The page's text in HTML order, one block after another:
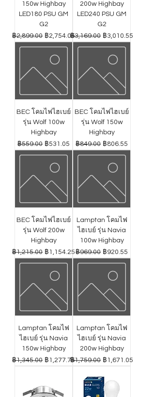
150w Highbay
LED180 PSU GM
G2
ราคาปกติ
฿2,899.00 ราคาขายลด
฿2,754.05
200w Highbay
LED240 PSU GM
G2
ราคาปกติ
฿3,169.00 ราคาขายลด
฿3,010.55
BEC โคมไฟไฮเบย์
รุ่น Wolf 100w
Highbay
ราคาปกติ
฿559.00 ราคาขายลด
฿531.05
BEC โคมไฟไฮเบย์
รุ่น Wolf 150w
Highbay
ราคาปกติ
฿849.00 ราคาขายลด
฿806.55
BEC โคมไฟไฮเบย์
รุ่น Wolf 200w
Highbay
ราคาปกติ
฿1,215.00 ราคาขายลด
฿1,154.25
Lamptan โคมไฟ
ไฮเบย์ รุ่น Navia
100w Highbay
ราคาปกติ
฿969.00 ราคาขายลด
฿920.55
Lamptan โคมไฟ
ไฮเบย์ รุ่น Navia
150w Highbay
ราคาปกติ
฿1,345.00 ราคาขายลด
฿1,277.75
Lamptan โคมไฟ
ไฮเบย์ รุ่น Navia
200w Highbay
ราคาปกติ
฿1,759.00 ราคาขายลด
฿1,671.05